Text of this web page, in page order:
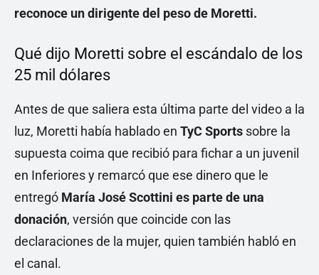
reconoce un dirigente del peso de Moretti.
Qué dijo Moretti sobre el escándalo de los
25 mil dólares
Antes de que saliera esta última parte del video a la
luz, Moretti había hablado en TyC Sports sobre la
supuesta coima que recibió para fichar a un juvenil
en Inferiores y remarcó que ese dinero que le
entregó María José Scottini es parte de una
donación, versión que coincide con las
declaraciones de la mujer, quien también habló en
el canal.